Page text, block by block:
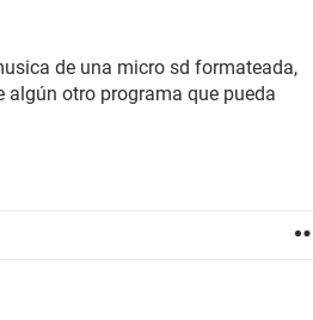
de una micro sd formateada,
algún otro programa que pueda